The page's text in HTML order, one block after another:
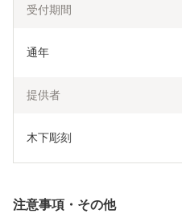
受付期間
通年
提供者
木下彫刻
注意事項・その他